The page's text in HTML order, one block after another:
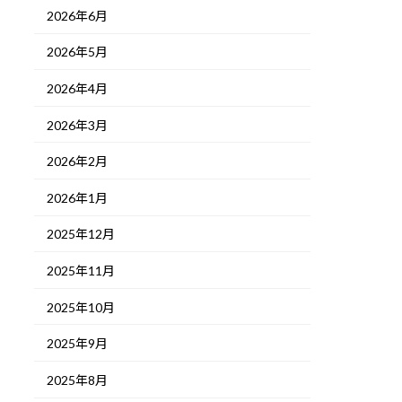
2026年6月
2026年5月
2026年4月
2026年3月
2026年2月
2026年1月
2025年12月
2025年11月
2025年10月
2025年9月
2025年8月